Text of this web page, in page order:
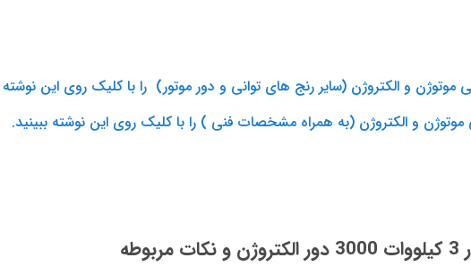
موتوژن و الکتروژن (سایر رنج های توانی و دور موتور) را با کلیک روی این نوشته
و الکتروژن (به همراه مشخصات فنی ) را با کلیک روی این نوشته ببینید.